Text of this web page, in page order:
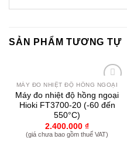
SẢN PHẨM TƯƠNG TỰ
thích
MÁY ĐO NHIỆT ĐỘ HỒNG NGOẠI
Máy đo nhiệt độ hồng ngoại
Hioki FT3700-20 (-60 đến
550°C)
2.400.000 ₫
(giá chưa bao gồm thuế VAT)